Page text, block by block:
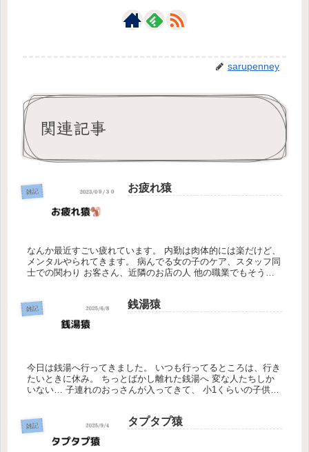
sarupenney
関連記事
雑記 お疲れ猿
なんか最近すごい疲れています。 内勤は肉体的には楽だけど、
メンタルやられてきます。 病んでる女の子のケア、スタッフ同
士での関わり お客さん、近隣のお店の人 他の職業でもそうだ
雑記 銭湯猿
今日は銭湯へ行ってきました。 いつも行ってるところは、行き
たいときに休み。 ちっとばかし離れた銭湯へ 変な人たちしか
いない… 子連れのおっさんが入ってきて、 小1くらいの子供2
雑記 タプタプ猿